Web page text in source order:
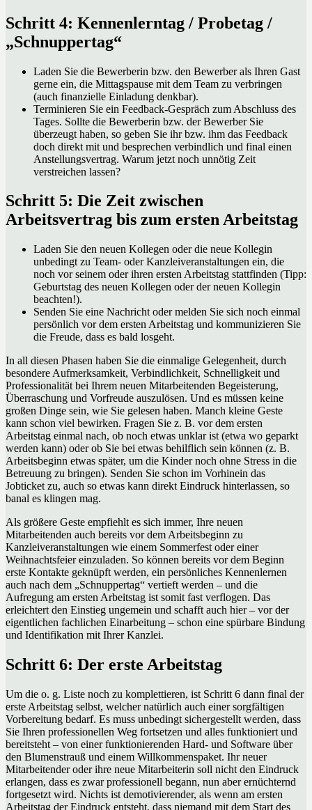
Schritt 4: Kennenlerntag / Probetag /
„Schnuppertag“
Laden Sie die Bewerberin bzw. den Bewerber als Ihren Gast
gerne ein, die Mittagspause mit dem Team zu verbringen
(auch finanzielle Einladung denkbar).
Terminieren Sie ein Feedback-Gespräch zum Abschluss des
Tages. Sollte die Bewerberin bzw. der Bewerber Sie
überzeugt haben, so geben Sie ihr bzw. ihm das Feedback
doch direkt mit und besprechen verbindlich und final einen
Anstellungsvertrag. Warum jetzt noch unnötig Zeit
verstreichen lassen?
Schritt 5: Die Zeit zwischen
Arbeitsvertrag bis zum ersten Arbeitstag
Laden Sie den neuen Kollegen oder die neue Kollegin
unbedingt zu Team- oder Kanzleiveranstaltungen ein, die
noch vor seinem oder ihren ersten Arbeitstag stattfinden (Tipp:
Geburtstag des neuen Kollegen oder der neuen Kollegin
beachten!).
Senden Sie eine Nachricht oder melden Sie sich noch einmal
persönlich vor dem ersten Arbeitstag und kommunizieren Sie
die Freude, dass es bald losgeht.
In all diesen Phasen haben Sie die einmalige Gelegenheit, durch
besondere Aufmerksamkeit, Verbindlichkeit, Schnelligkeit und
Professionalität bei Ihrem neuen Mitarbeitenden Begeisterung,
Überraschung und Vorfreude auszulösen. Und es müssen keine
großen Dinge sein, wie Sie gelesen haben. Manch kleine Geste
kann schon viel bewirken. Fragen Sie z. B. vor dem ersten
Arbeitstag einmal nach, ob noch etwas unklar ist (etwa wo geparkt
werden kann) oder ob Sie bei etwas behilflich sein können (z. B.
Arbeitsbeginn etwas später, um die Kinder noch ohne Stress in die
Betreuung zu bringen). Senden Sie schon im Vorhinein das
Jobticket zu, auch so etwas kann direkt Eindruck hinterlassen, so
banal es klingen mag.
Als größere Geste empfiehlt es sich immer, Ihre neuen
Mitarbeitenden auch bereits vor dem Arbeitsbeginn zu
Kanzleiveranstaltungen wie einem Sommerfest oder einer
Weihnachtsfeier einzuladen. So können bereits vor dem Beginn
erste Kontakte geknüpft werden, ein persönliches Kennenlernen
auch nach dem „Schnuppertag“ vertieft werden – und die
Aufregung am ersten Arbeitstag ist somit fast verflogen. Das
erleichtert den Einstieg ungemein und schafft auch hier – vor der
eigentlichen fachlichen Einarbeitung – schon eine spürbare Bindung
und Identifikation mit Ihrer Kanzlei.
Schritt 6: Der erste Arbeitstag
Um die o. g. Liste noch zu komplettieren, ist Schritt 6 dann final der
erste Arbeitstag selbst, welcher natürlich auch einer sorgfältigen
Vorbereitung bedarf. Es muss unbedingt sichergestellt werden, dass
Sie Ihren professionellen Weg fortsetzen und alles funktioniert und
bereitsteht – von einer funktionierenden Hard- und Software über
den Blumenstrauß und einem Willkommenspaket. Ihr neuer
Mitarbeitender oder ihre neue Mitarbeiterin soll nicht den Eindruck
erlangen, dass es zwar professionell begann, nun aber ernüchternd
fortgesetzt wird. Nichts ist demotivierender, als wenn am ersten
Arbeitstag der Eindruck entsteht, dass niemand mit dem Start des